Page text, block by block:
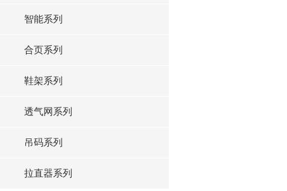
智能系列
合页系列
鞋架系列
透气网系列
吊码系列
拉直器系列